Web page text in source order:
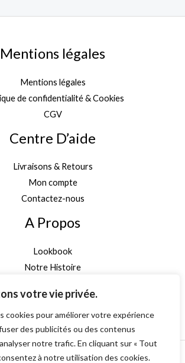
votre vie privée.
cookies pour améliorer votre expérience
des publicités ou des contenus
notre trafic. En cliquant sur « Tout
à notre utilisation des cookies.
Mentions légales
Mentions légales
de confidentialité & Cookies
CGV
Centre D’aide
Livraisons & Retours
Mon compte
Contactez-nous
A Propos
Lookbook
Notre Histoire
Inscription newsletter